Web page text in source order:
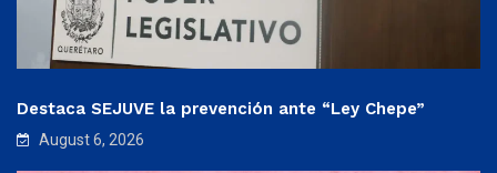
Destaca SEJUVE la prevención ante “Ley Chepe”
August 6, 2026